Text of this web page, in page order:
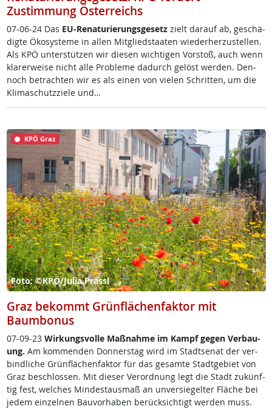
Zustimmung Österreichs
07-06-24 Das EU-Re­na­tu­rie­rungs­ge­setzzielt dar­auf ab, ge­schä­
d­ig­te Öko­sys­te­me in al­len Mit­g­lied­staa­ten wie­der­her­zu­s­tel­len.
Als KPÖ un­ter­stüt­zen wir die­sen wich­ti­gen Vor­stoß, auch wenn
kla­rer­wei­se nicht al­le Pro­b­le­me da­durch ge­löst wer­den. Den­
noch be­trach­ten wir es als ei­nen von vie­len Schrit­ten, um die
Kli­ma­schutz­zie­le und…
KPÖ Graz
Foto: ©KPÖ/Julia Prassl
Graz bekommt Grünflächenfaktor mit
Baumbonus
07-09-23 Wir­kungs­vol­le Maß­nah­me im Kampf ge­gen Ver­bau­
ung. Am kom­men­den Don­ners­tag wird im Stadt­se­nat der ver­
bind­li­che Grün­flächen­fak­tor für das ge­sam­te Stadt­ge­biet von
Graz be­sch­los­sen. Mit die­ser Ver­ord­nung legt die Stadt zu­künf­
tig fest, wel­ches Min­des­taus­maß an un­ver­sie­gel­ter Fläche bei
je­dem ein­zel­nen Bau­vor­ha­ben be­rück­sich­tigt wer­den muss.